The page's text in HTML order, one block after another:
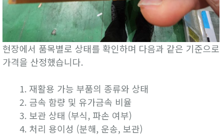
현장에서 품목별로 상태를 확인하며 다음과 같은 기준으로
가격을 산정했습니다.
재활용 가능 부품의 종류와 상태
금속 함량 및 유가금속 비율
보관 상태 (부식, 파손 여부)
처리 용이성 (분해, 운송, 보관)